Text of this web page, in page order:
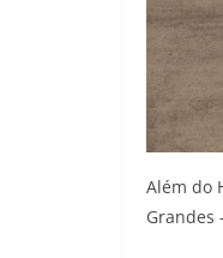
Além do
Grandes